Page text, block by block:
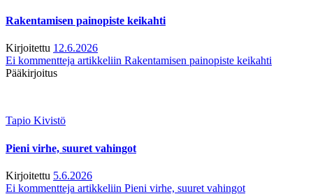
Rakentamisen painopiste keikahti
Kirjoitettu 12.6.2026
Ei kommentteja artikkeliin Rakentamisen painopiste keikahti
Pääkirjoitus
Tapio Kivistö
Pieni virhe, suuret vahingot
Kirjoitettu 5.6.2026
Ei kommentteja artikkeliin Pieni virhe, suuret vahingot